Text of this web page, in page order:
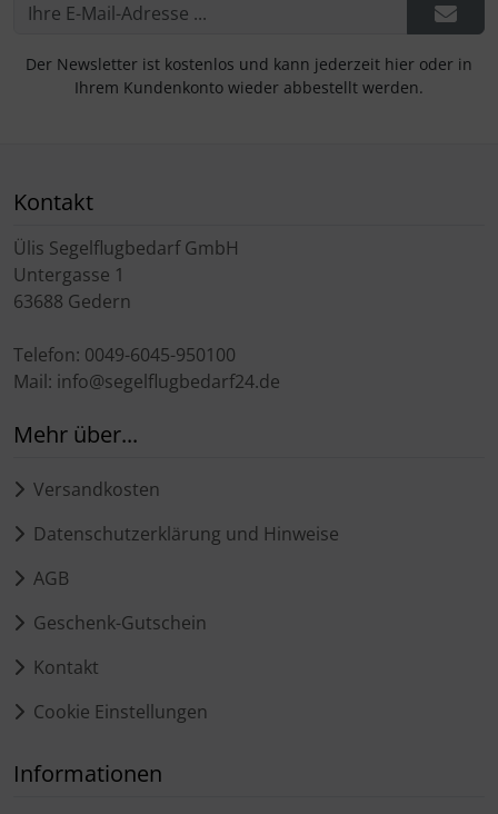
Der Newsletter ist kostenlos und kann jederzeit hier oder in
Ihrem Kundenkonto wieder abbestellt werden.
Kontakt
Ülis Segelflugbedarf GmbH
Untergasse 1
63688 Gedern
Telefon: 0049-6045-950100
Mail: info@segelflugbedarf24.de
Mehr über...
Versandkosten
Datenschutzerklärung und Hinweise
AGB
Geschenk-Gutschein
Kontakt
Cookie Einstellungen
Informationen